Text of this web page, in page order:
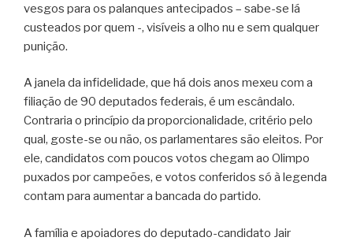
vesgos para os palanques antecipados – sabe-se lá
custeados por quem -, visíveis a olho nu e sem qualquer
punição.
A janela da infidelidade, que há dois anos mexeu com a
filiação de 90 deputados federais, é um escândalo.
Contraria o princípio da proporcionalidade, critério pelo
qual, goste-se ou não, os parlamentares são eleitos. Por
ele, candidatos com poucos votos chegam ao Olimpo
puxados por campeões, e votos conferidos só à legenda
contam para aumentar a bancada do partido.
A família e apoiadores do deputado-candidato Jair